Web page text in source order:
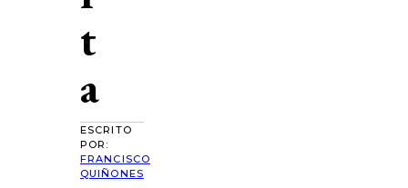
t
a
ESCRITO
POR:
FRANCISCO
QUIÑONES